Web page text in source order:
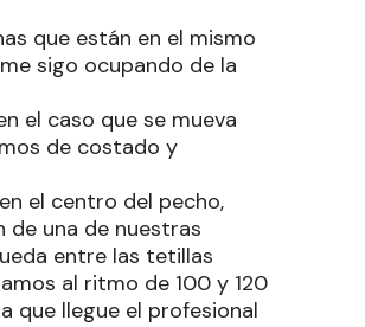
que están en el mismo
sigo ocupando de la
el caso que se mueva
de costado y
el centro del pecho,
una de nuestras
entre las tetillas
al ritmo de 100 y 120
que llegue el profesional